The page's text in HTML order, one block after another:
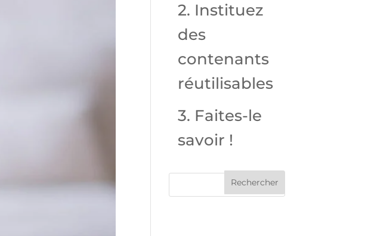
2. Instituez
des
contenants
réutilisables
3. Faites-le
savoir !